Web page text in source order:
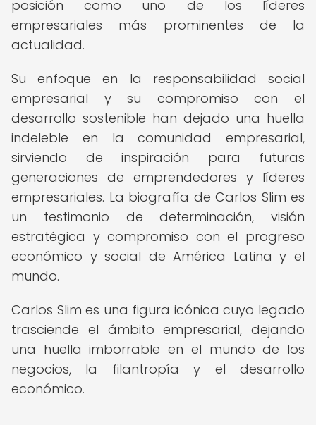
posición como uno de los líderes
empresariales más prominentes de la
actualidad.
Su enfoque en la responsabilidad social
empresarial y su compromiso con el
desarrollo sostenible han dejado una huella
indeleble en la comunidad empresarial,
sirviendo de inspiración para futuras
generaciones de emprendedores y líderes
empresariales. La biografía de Carlos Slim es
un testimonio de determinación, visión
estratégica y compromiso con el progreso
económico y social de América Latina y el
mundo.
Carlos Slim es una figura icónica cuyo legado
trasciende el ámbito empresarial, dejando
una huella imborrable en el mundo de los
negocios, la filantropía y el desarrollo
económico.